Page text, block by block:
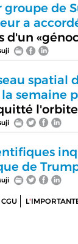
groupe de
a
d'un
spatial
la semaine
de
CGU L'